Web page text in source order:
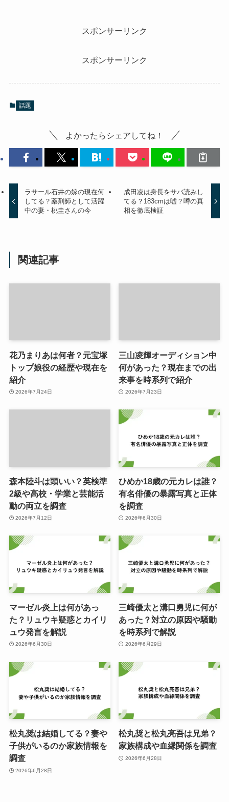
スポンサーリンク
スポンサーリンク
話題
よかったらシェアしてね！
ラサール石井の嫁の現在何
してる？薬剤師として活躍
中の妻・桃圭さんの今
成田凌は身長をサバ読みし
てる？183cmは嘘？噂の真
相を徹底検証
関連記事
花乃まりあは何者？元宝塚
トップ娘役の経歴や現在を
紹介
2026年7月24日
三山凌輝オーディション中
何があった？現在までの出
来事を時系列で紹介
2026年7月23日
森本陸斗は頭いい？英検準
2級や高校・学業と芸能活
動の両立を調査
2026年7月12日
ひめか18歳の元カレは誰？
有名俳優の暴露写真と正体
を調査
2026年6月30日
マーゼル炎上は何があっ
た？リュウキ疑惑とカイリ
ュウ発言を解説
2026年6月30日
三崎優太と溝口勇児に何が
あった？対立の原因や騒動
を時系列で解説
2026年6月29日
松丸奨は結婚してる？妻や
子供がいるのか家族情報を
調査
2026年6月28日
松丸奨と松丸亮吾は兄弟？
家族構成や血縁関係を調査
2026年6月28日